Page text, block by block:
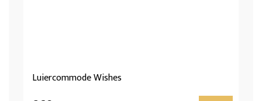
Luiercommode Wishes